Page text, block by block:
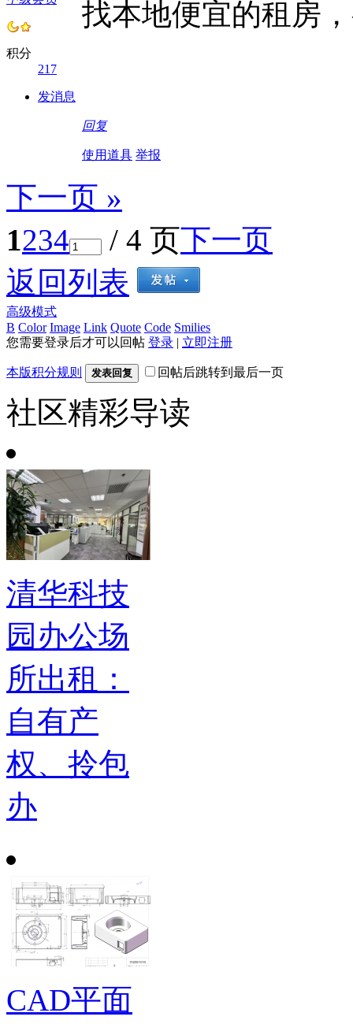
积分
217
发消息
找本地便宜的租房
回复
使用道具 举报
下一页 »
1234 / 4 页下一页
返回列表
高级模式
B Color Image Link Quote Code Smilies
您需要登录后才可以回帖 登录 | 立即注册
本版积分规则 发表回复 回帖后跳转到最后一页
社区精彩导读
清华科技
园办公场
所出租：
自有产
权、拎包
办
CAD平面